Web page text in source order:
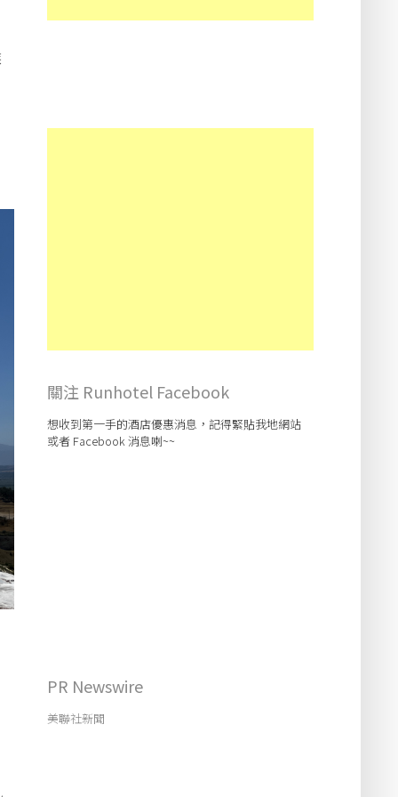
關注 Runhotel Facebook
想收到第一手的酒店優惠消息，記得緊貼我地網站
或者 Facebook 消息喇~~
PR Newswire
美聯社新聞